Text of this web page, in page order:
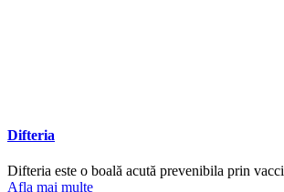
Difteria
Difteria este o boală acută prevenibila prin
Afla mai multe